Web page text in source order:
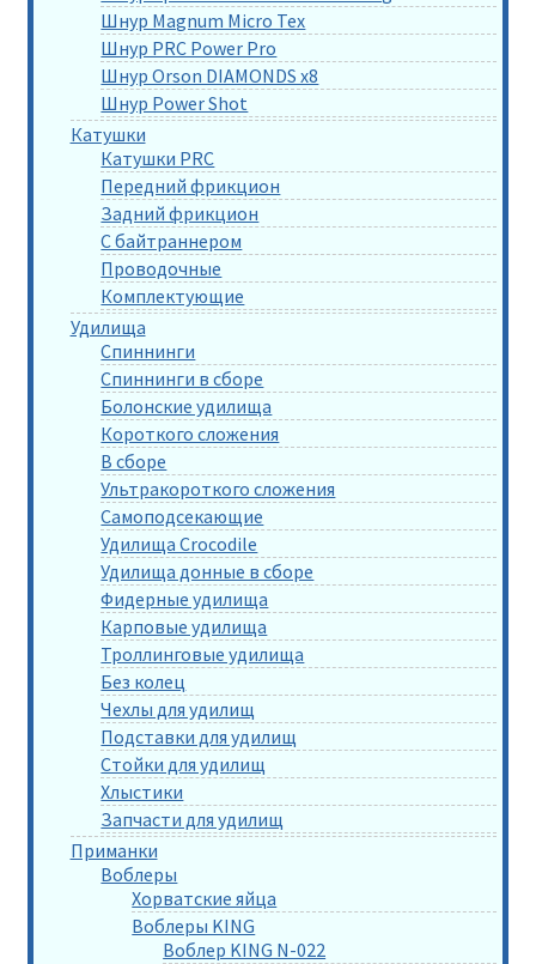
Шнур Magnum Micro Tex
Шнур PRC Power Pro
Шнур Orson DIAMONDS x8
Шнур Power Shot
Катушки
Катушки PRC
Передний фрикцион
Задний фрикцион
С байтраннером
Проводочные
Комплектующие
Удилища
Спиннинги
Спиннинги в сборе
Болонские удилища
Короткого сложения
В сборе
Ультракороткого сложения
Самоподсекающие
Удилища Crocodile
Удилища донные в сборе
Фидерные удилища
Карповые удилища
Троллинговые удилища
Без колец
Чехлы для удилищ
Подставки для удилищ
Стойки для удилищ
Хлыстики
Запчасти для удилищ
Приманки
Воблеры
Хорватские яйца
Воблеры KING
Воблер KING N-022